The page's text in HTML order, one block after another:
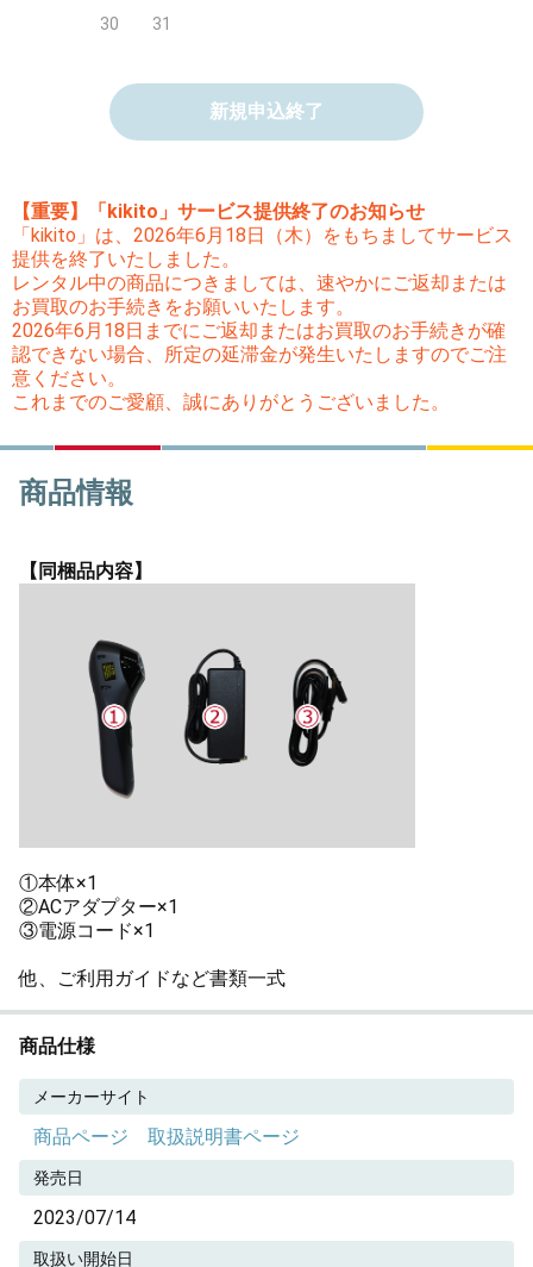
30 31
新規申込終了
【重要】「kikito」サービス提供終了のお知らせ
「kikito」は、2026年6月18日（木）をもちましてサービス
提供を終了いたしました。
レンタル中の商品につきましては、速やかにご返却または
お買取のお手続きをお願いいたします。
2026年6月18日までにご返却またはお買取のお手続きが確
認できない場合、所定の延滞金が発生いたしますのでご注
意ください。
これまでのご愛顧、誠にありがとうございました。
商品情報
【同梱品内容】
①本体×1
②ACアダプター×1
③電源コード×1
他、ご利用ガイドなど書類一式
商品仕様
メーカーサイト
商品ページ 取扱説明書ページ
発売日
2023/07/14
取扱い開始日